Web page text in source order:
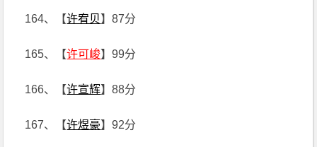
164、【许宥贝】87分
165、【许可峻】99分
166、【许宣辉】88分
167、【许煜豪】92分